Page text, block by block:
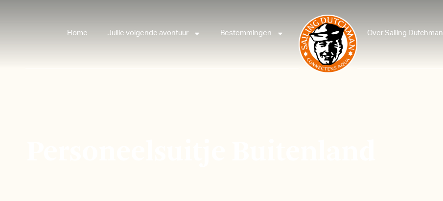
Home Jullie volgende avontuur Bestemmingen Over Sailing Dutchman